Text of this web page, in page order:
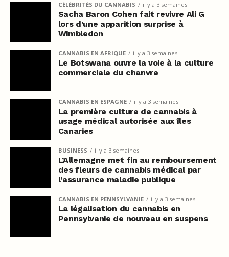
CÉLÉBRITÉS DU CANNABIS il y a 3 semaines
Sacha Baron Cohen fait revivre Ali G
lors d’une apparition surprise à
Wimbledon
CANNABIS EN AFRIQUE il y a 3 semaines
Le Botswana ouvre la voie à la culture
commerciale du chanvre
CANNABIS EN ESPAGNE il y a 3 semaines
La première culture de cannabis à
usage médical autorisée aux îles
Canaries
BUSINESS il y a 3 semaines
L’Allemagne met fin au remboursement
des fleurs de cannabis médical par
l’assurance maladie publique
CANNABIS EN PENNSYLVANIE il y a 3 semaines
La légalisation du cannabis en
Pennsylvanie de nouveau en suspens